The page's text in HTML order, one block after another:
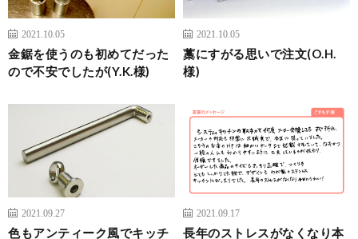
2021.10.05
金鋸を使うのも初めてだった
ので不安でしたが(Y.K.様)
2021.10.05
藁にすがる思いで注文(O.H.
様)
2021.09.27
色もアンティーク風でキッチ
2021.09.17
長年のストレスがなくなり本